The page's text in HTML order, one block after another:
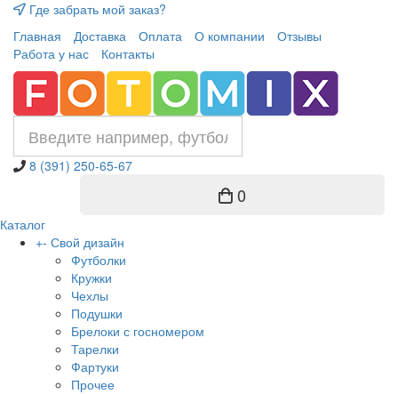
Где забрать мой заказ?
Главная
Доставка Оплата О компании
Отзывы
Работа у нас
Контакты
8 (391) 250-65-67
0
Каталог
+- Свой дизайн
Футболки
Кружки
Чехлы
Подушки
Брелоки с госномером
Тарелки
Фартуки
Прочее